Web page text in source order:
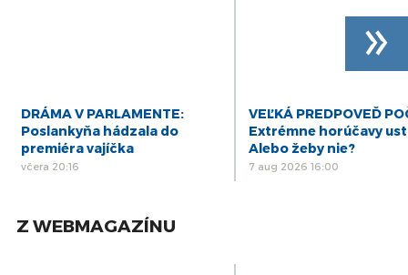
DRÁMA V PARLAMENTE:
Poslankyňa hádzala do
premiéra vajíčka
včera 20:16
VEĽKÁ PREDPOVEĎ
Extrémne horúčavy
Alebo žeby nie?
7 aug 2026 16:00
»
Z WEBMAGAZÍNU